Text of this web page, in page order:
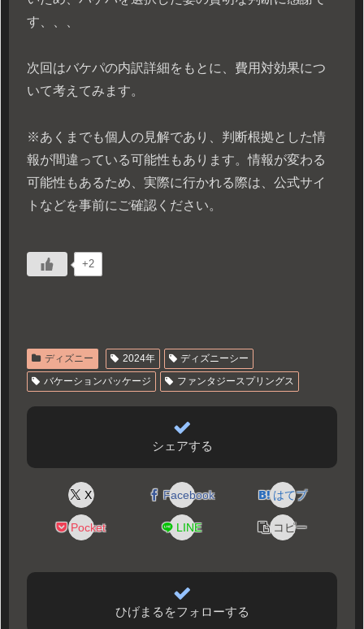
す、、、
次回はバケパの内訳詳細をもとに、費用対効果につ
いて考えてみます。
※あくまでも個人の見解であり、判断根拠とした情
報が間違っている可能性もあります。情報が変わる
可能性もあるため、実際に行かれる際は、公式サイ
トなどを事前にご確認ください。
+2
ディズニー 2024年
ディズニーシー
バケーションパッケージ
ファンタジースプリングス
シェアする
X Facebook はてブ
Pocket LINE コピー
ひげまるをフォローする